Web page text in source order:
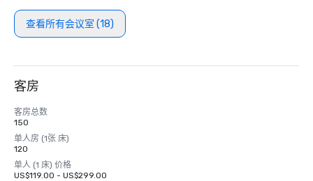
查看所有会议室 (18)
客房
客房总数
150
单人房 (1张 床)
120
单人 (1 床) 价格
US$119.00 - US$299.00